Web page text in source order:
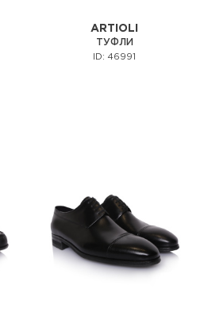
ARTIOLI
ТУФЛИ
ID: 46991